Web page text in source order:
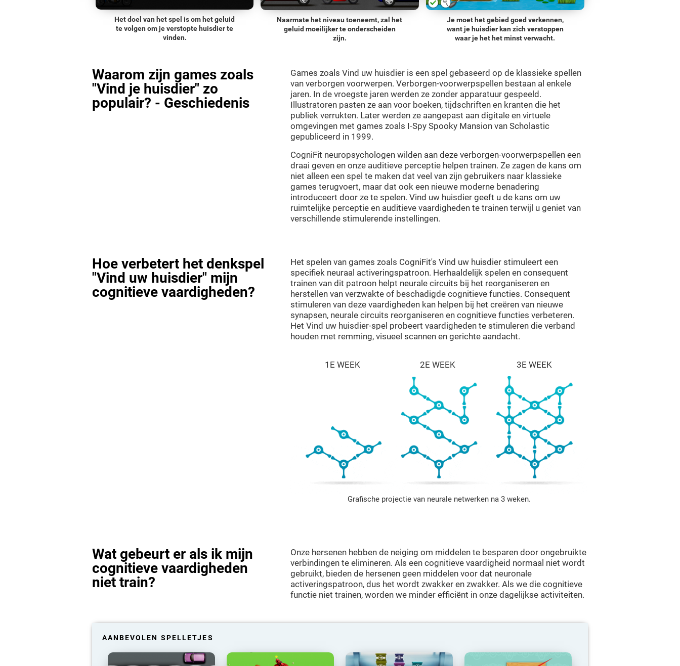
Het doel van het spel is om het geluid
te volgen om je verstopte huisdier te
vinden.
Naarmate het niveau toeneemt, zal het
geluid moeilijker te onderscheiden
zijn.
Je moet het gebied goed verkennen,
want je huisdier kan zich verstoppen
waar je het het minst verwacht.
Waarom zijn games zoals
"Vind je huisdier" zo
populair? - Geschiedenis
Games zoals Vind uw huisdier is een spel gebaseerd op de klassieke spellen
van verborgen voorwerpen. Verborgen-voorwerpspellen bestaan al enkele
jaren. In de vroegste jaren werden ze zonder apparatuur gespeeld.
Illustratoren pasten ze aan voor boeken, tijdschriften en kranten die het
publiek verrukten. Later werden ze aangepast aan digitale en virtuele
omgevingen met games zoals I-Spy Spooky Mansion van Scholastic
gepubliceerd in 1999.
CogniFit neuropsychologen wilden aan deze verborgen-voorwerpspellen een
draai geven en onze auditieve perceptie helpen trainen. Ze zagen de kans om
niet alleen een spel te maken dat veel van zijn gebruikers naar klassieke
games terugvoert, maar dat ook een nieuwe moderne benadering
introduceert door ze te spelen. Vind uw huisdier geeft u de kans om uw
ruimtelijke perceptie en auditieve vaardigheden te trainen terwijl u geniet van
verschillende stimulerende instellingen.
Hoe verbetert het denkspel
"Vind uw huisdier" mijn
cognitieve vaardigheden?
Het spelen van games zoals CogniFit's Vind uw huisdier stimuleert een
specifiek neuraal activeringspatroon. Herhaaldelijk spelen en consequent
trainen van dit patroon helpt neurale circuits bij het reorganiseren en
herstellen van verzwakte of beschadigde cognitieve functies. Consequent
stimuleren van deze vaardigheden kan helpen bij het creëren van nieuwe
synapsen, neurale circuits reorganiseren en cognitieve functies verbeteren.
Het Vind uw huisdier-spel probeert vaardigheden te stimuleren die verband
houden met remming, visueel scannen en gerichte aandacht.
1E WEEK 2E WEEK 3E WEEK
Grafische projectie van neurale netwerken na 3 weken.
Wat gebeurt er als ik mijn
cognitieve vaardigheden
niet train?
Onze hersenen hebben de neiging om middelen te besparen door ongebruikte
verbindingen te elimineren. Als een cognitieve vaardigheid normaal niet wordt
gebruikt, bieden de hersenen geen middelen voor dat neuronale
activeringspatroon, dus het wordt zwakker en zwakker. Als we die cognitieve
functie niet trainen, worden we minder efficiënt in onze dagelijkse activiteiten.
AANBEVOLEN SPELLETJES